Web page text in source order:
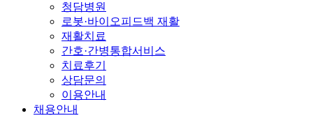
청담병원
로봇·바이오피드백 재활
재활치료
간호·간병통합서비스
치료후기
상담문의
이용안내
채용안내